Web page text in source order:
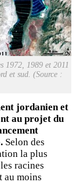
1972, 1989 et 2011
et sud. (Source :
jordanien et
au projet du
Selon des
la plus
racines
au moins